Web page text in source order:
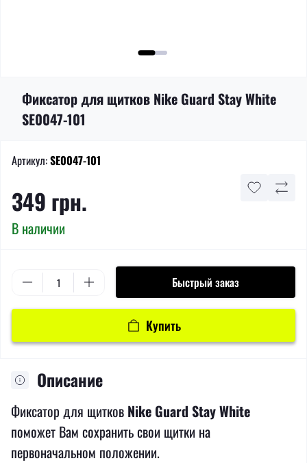
Фиксатор для щитков Nike Guard Stay White
SE0047-101
Артикул:SE0047-101
349 грн.
В наличии
Быстрый заказ
Купить
Описание
Фиксатор для щитков Nike Guard Stay White
поможет Вам сохранить свои щитки на
первоначальном положении.